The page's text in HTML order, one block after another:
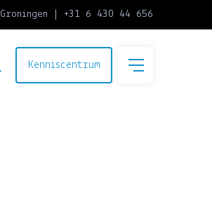
Groningen | +31 6 430 44 656
Kenniscentrum